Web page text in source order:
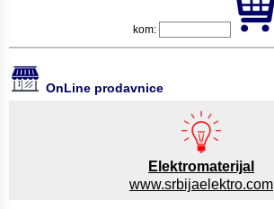
kom:
OnLine prodavnice
Elektromaterijal
www.srbijaelektro.com